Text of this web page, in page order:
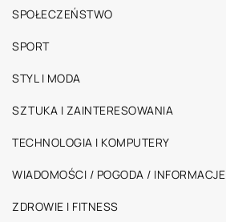
SPOŁECZEŃSTWO
SPORT
STYL I MODA
SZTUKA I ZAINTERESOWANIA
TECHNOLOGIA I KOMPUTERY
WIADOMOŚCI / POGODA / INFORMACJE
ZDROWIE I FITNESS